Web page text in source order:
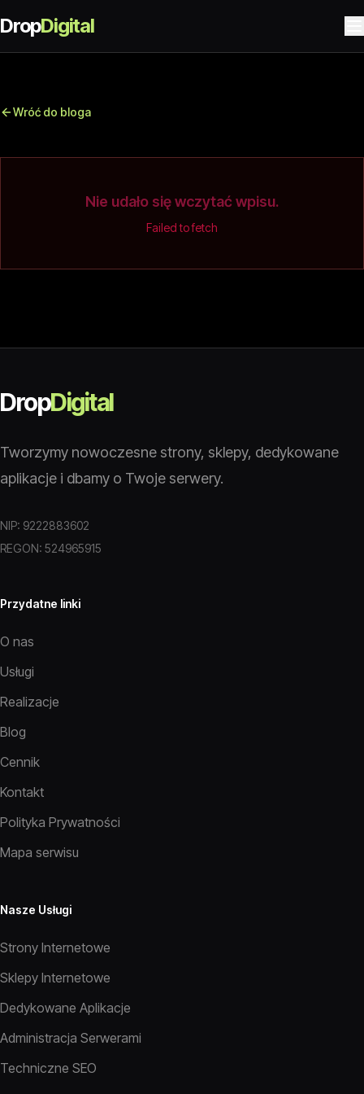
DropDigital
Wróć do bloga
Nie udało się wczytać wpisu.
Failed to fetch
DropDigital
Tworzymy nowoczesne strony, sklepy, dedykowane
aplikacje i dbamy o Twoje serwery.
NIP: 9222883602
REGON: 524965915
Przydatne linki
O nas
Usługi
Realizacje
Blog
Cennik
Kontakt
Polityka Prywatności
Mapa serwisu
Nasze Usługi
Strony Internetowe
Sklepy Internetowe
Dedykowane Aplikacje
Administracja Serwerami
Techniczne SEO